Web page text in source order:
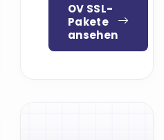
OV SSL-
Pakete
ansehen